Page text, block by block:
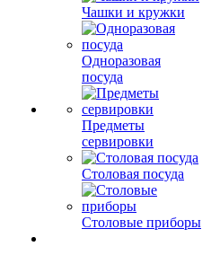
Чашки и кружки
Одноразовая
посуда
Предметы
сервировки
Столовая посуда
Столовые приборы